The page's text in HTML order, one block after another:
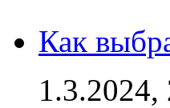
Как
1.3.2024,